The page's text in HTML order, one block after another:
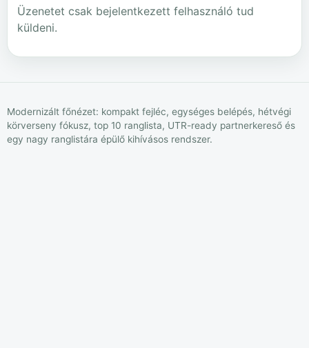
Üzenetet csak bejelentkezett felhasználó tud
küldeni.
Modernizált főnézet: kompakt fejléc, egységes belépés, hétvégi
körverseny fókusz, top 10 ranglista, UTR-ready partnerkereső és
egy nagy ranglistára épülő kihívásos rendszer.